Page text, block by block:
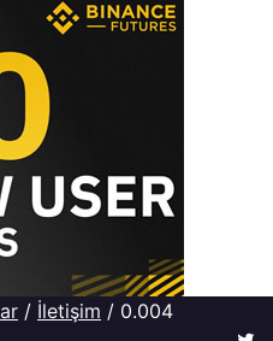
/ İletişim / 0.004